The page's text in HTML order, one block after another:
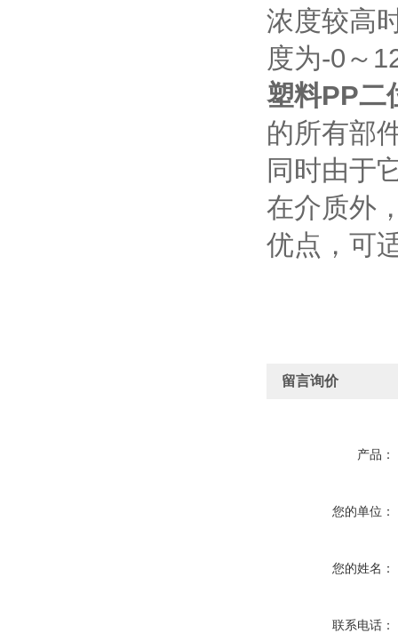
浓度较高
度为-0～
塑料PP二
的所有部
同时由于
在介质外
优点，可
留言询价
产品：
您的单位：
您的姓名：
联系电话：